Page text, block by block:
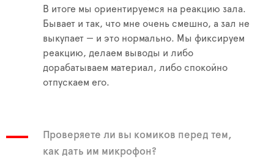
В итоге мы ориентируемся на реакцию зала.
Бывает и так, что мне очень смешно, а зал не
выкупает — и это нормально. Мы фиксируем
реакцию, делаем выводы и либо
дорабатываем материал, либо спокойно
отпускаем его.
Проверяете ли вы комиков перед тем,
как дать им микрофон?